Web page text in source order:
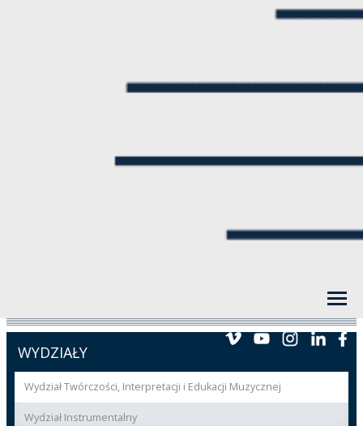
WYDZIAŁY
Wydział Twórczości, Interpretacji i Edukacji Muzycznej
Wydział Instrumentalny